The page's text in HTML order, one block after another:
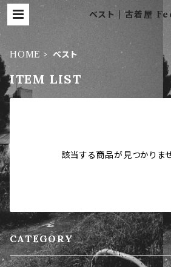
ベスト | 古着屋
HOME ベスト
ITEM LIST
該当する商品が見つかりませ
CATEGORY